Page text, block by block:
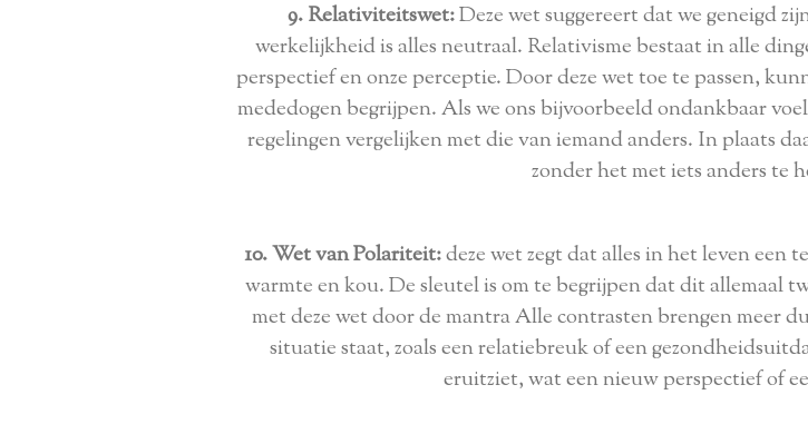
9. Relativiteitswet:Deze wet suggereert dat we geneigd
werkelijkheid is alles neutraal. Relativisme bestaat in alle
perspectief en onze perceptie. Door deze wet toe te passen,
mededogen begrijpen. Als we ons bijvoorbeeld ondankbaar
regelingen vergelijken met die van iemand anders. In plaats
zonder het met iets anders te
10. Wet van Polariteit:deze wet zegt dat alles in het leven een
warmte en kou. De sleutel is om te begrijpen dat dit allemaal
met deze wet door de mantra Alle contrasten brengen meer
situatie staat, zoals een relatiebreuk of een
eruitziet, wat een nieuw perspectief of